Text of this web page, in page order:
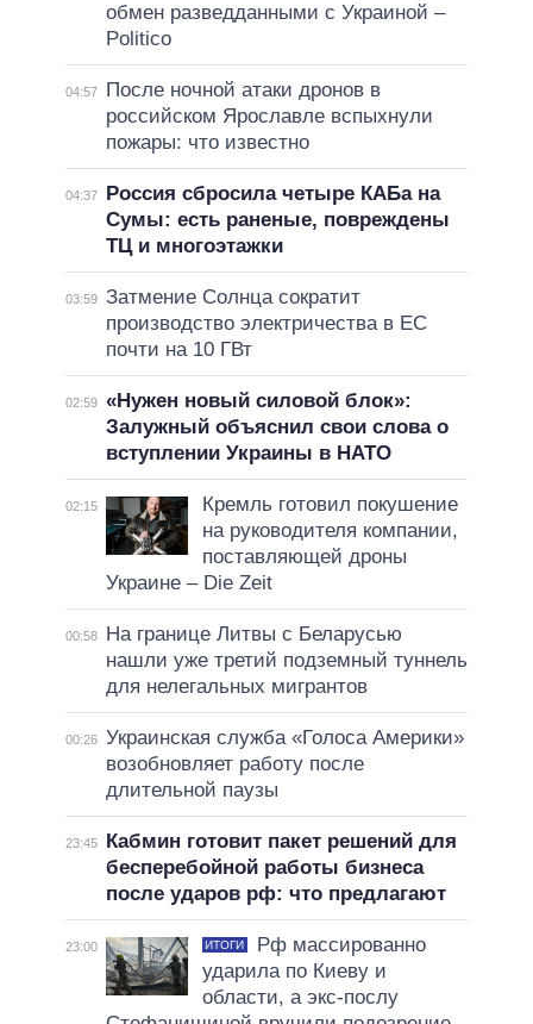
обмен разведданными с Украиной –
Politico
04:57
После ночной атаки дронов в
российском Ярославле вспыхнули
пожары: что известно
04:37
Россия сбросила четыре КАБа на
Сумы: есть раненые, повреждены
ТЦ и многоэтажки
03:59 Затмение Солнца сократит
производство электричества в ЕС
почти на 10 ГВт
02:59 «Нужен новый силовой блок»:
Залужный объяснил свои слова о
вступлении Украины в НАТО
02:15
Кремль готовил покушение
на руководителя компании,
поставляющей дроны
Украине – Die Zeit
00:58
На границе Литвы с Беларусью
нашли уже третий подземный туннель
для нелегальных мигрантов
00:26 Украинская служба «Голоса Америки»
возобновляет работу после
длительной паузы
23:45
Кабмин готовит пакет решений для
бесперебойной работы бизнеса
после ударов рф: что предлагают
23:00 ИТОГИ
Рф массированно
ударила по Киеву и
области, а экс-послу